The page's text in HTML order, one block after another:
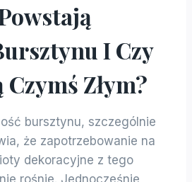
I Czy
Czymś Złym?
bursztynu, szczególnie
że zapotrzebowanie na
dekoracyjne z tego
rośnie. Jednocześnie